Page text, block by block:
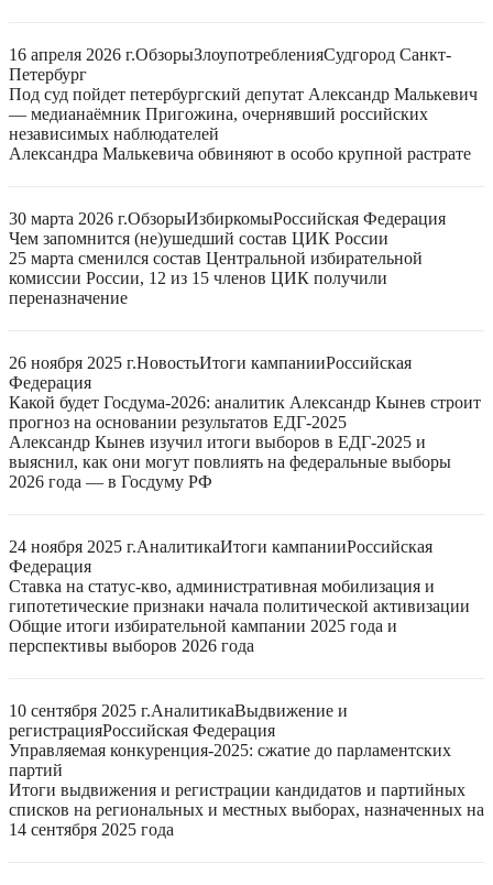
16 апреля 2026 г.ОбзорыЗлоупотребленияСудгород Санкт-
Петербург
Под суд пойдет петербургский депутат Александр Малькевич
— медианаёмник Пригожина, очернявший российских
независимых наблюдателей
Александра Малькевича обвиняют в особо крупной растрате
30 марта 2026 г.ОбзорыИзбиркомыРоссийская Федерация
Чем запомнится (не)ушедший состав ЦИК России
25 марта сменился состав Центральной избирательной
комиссии России, 12 из 15 членов ЦИК получили
переназначение
26 ноября 2025 г.НовостьИтоги кампанииРоссийская
Федерация
Какой будет Госдума-2026: аналитик Александр Кынев строит
прогноз на основании результатов ЕДГ-2025
Александр Кынев изучил итоги выборов в ЕДГ-2025 и
выяснил, как они могут повлиять на федеральные выборы
2026 года — в Госдуму РФ
24 ноября 2025 г.АналитикаИтоги кампанииРоссийская
Федерация
Ставка на статус-кво, административная мобилизация и
гипотетические признаки начала политической активизации
Общие итоги избирательной кампании 2025 года и
перспективы выборов 2026 года
10 сентября 2025 г.АналитикаВыдвижение и
регистрацияРоссийская Федерация
Управляемая конкуренция-2025: сжатие до парламентских
партий
Итоги выдвижения и регистрации кандидатов и партийных
списков на региональных и местных выборах, назначенных на
14 сентября 2025 года